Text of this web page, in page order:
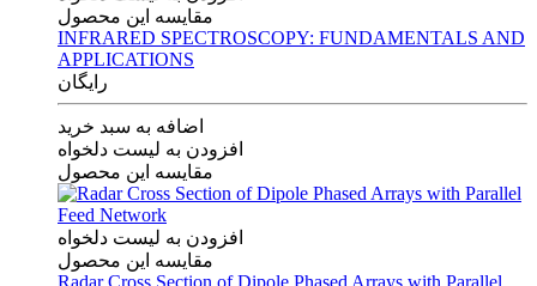
مقایسه این محصول
INFRARED SPECTROSCOPY: FUNDAMENTALS AND
APPLICATIONS
رایگان
اضافه به سبد خرید
افزودن به لیست دلخواه
مقایسه این محصول
افزودن به لیست دلخواه
مقایسه این محصول
Radar Cross Section of Dipole Phased Arrays with Parallel